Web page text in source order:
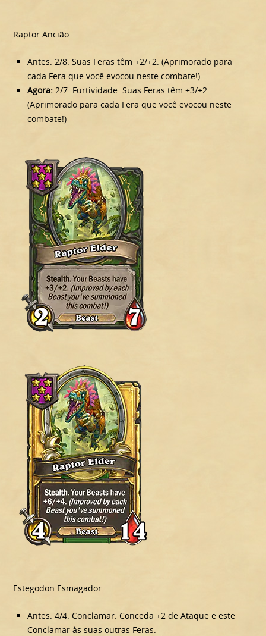
Raptor Ancião
Antes: 2/8. Suas Feras têm +2/+2. (Aprimorado para
cada Fera que você evocou neste combate!)
Agora: 2/7. Furtividade. Suas Feras têm +3/+2.
(Aprimorado para cada Fera que você evocou neste
combate!)
Estegodon Esmagador
Antes: 4/4. Conclamar: Conceda +2 de Ataque e este
Conclamar às suas outras Feras.